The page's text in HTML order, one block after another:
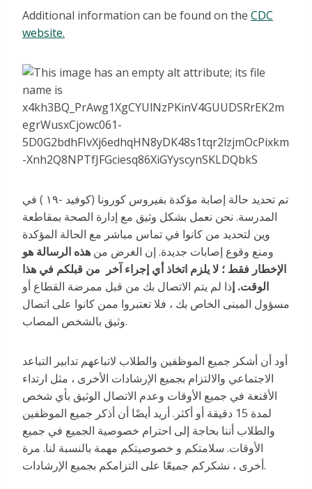
Additional information can be found on the CDC
website.
تم تحديد حالة إصابة مؤكدة بفيروس كورونا (كوفيد -١٩ ) في
المدرسة. نحن نعمل بشكل وثيق مع إدارة الصحة بمقاطعة
وين لتحديد من كانوا في تماس مباشر مع الحالة المؤكدة
ومنع وقوع إصابات جديدة. إن الغرض من هذه الرسالة هو
الإخطار فقط ؛ لا يلزم اتخاذ أي إجراء آخر من قبلكم في هذا
الوقت. إذا لم يتم الاتصال بك من قبل ممرضة القطاع أو
مسؤول المبنى الخاص بك ، فلا تعتبروا ممن كانوا على اتصال
وثيق بالشخص المصاب.
أود أن أشكر جميع الموظفين والطلاب لاتباعهم تدابير التباعد
الاجتماعي والالتزام بجميع الإرشادات الأخرى ، مثل ارتداء
الأقنعة في جميع الأوقات وعدم الاتصال الوثيق بأي شخص
لمدة 15 دقيقة أو أكثر. أريد أيضًا أن أذكر جميع الموظفين
والطلاب أننا بحاجة إلى احترام خصوصية الجميع في جميع
الأوقات. سلامتكم و خصوصيتكم مهمة بالنسبة لنا. مرة
أخرى ، نشكركم جميعًا على التزامكم بجميع الإرشادات.